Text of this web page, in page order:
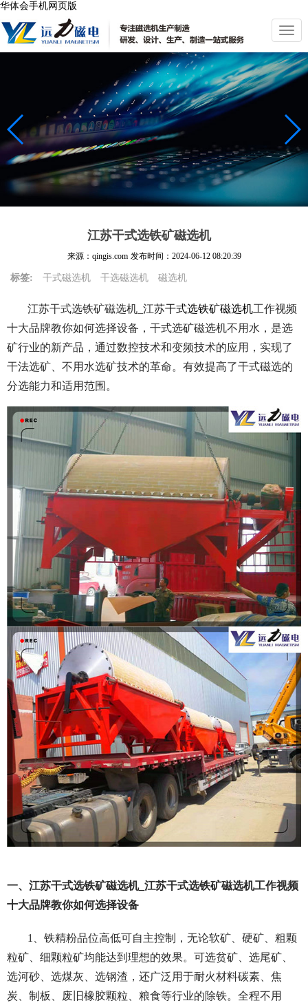
华体会手机网页版
切
换
导
航
江苏干式选铁矿磁选机
来源：qingis.com 发布时间： 2024-06-12 08:20:39
标签: 干式磁选机 干选磁选机 磁选机
江苏干式选铁矿磁选机_江苏干式选铁矿磁选机工作视频
十大品牌教你如何选择设备，干式选矿磁选机不用水，是选
矿行业的新产品，通过数控技术和变频技术的应用，实现了
干法选矿、不用水选矿技术的革命。有效提高了干式磁选的
分选能力和适用范围。
一、江苏干式选铁矿磁选机_江苏干式选铁矿磁选机工作视频
十大品牌教你如何选择设备
1、铁精粉品位高低可自主控制，无论软矿、硬矿、粗颗
粒矿、细颗粒矿均能达到理想的效果。可选贫矿、选尾矿、
选河砂、选煤灰、选钢渣，还广泛用于耐火材料碳素、焦
炭、制板、废旧橡胶颗粒、粮食等行业的除铁。全程不用